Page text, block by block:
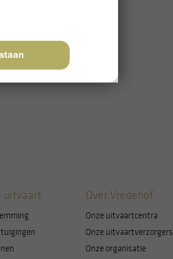
cookies. Cookies
kunnen wij en derde
van de website.
uitvaart Over Vredehof
Onze uitvaartcentra
Onze uitvaartverzorgers
Onze organisatie